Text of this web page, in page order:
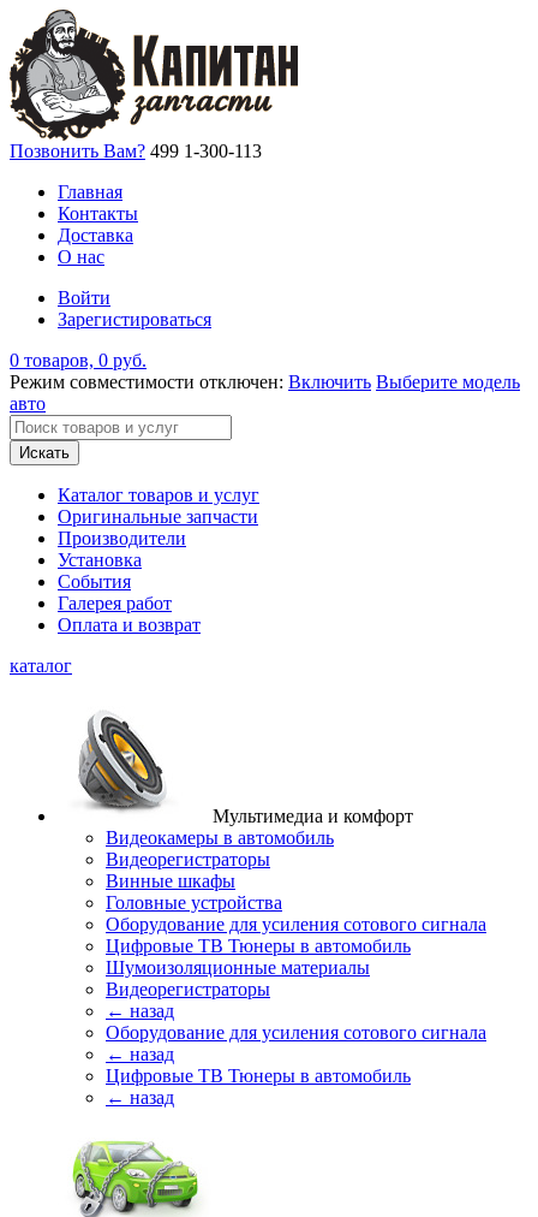
Позвонить Вам? 499 1-300-113
Главная
Контакты
Доставка
О нас
Войти
Зарегистироваться
0 товаров, 0 руб.
Режим совместимости отключен: Включить Выберите модель
авто
Искать
Каталог товаров и услуг
Оригинальные запчасти
Производители
Установка
События
Галерея работ
Оплата и возврат
каталог
Мультимедиа и комфорт
Видеокамеры в автомобиль
Видеорегистраторы
Винные шкафы
Головные устройства
Оборудование для усиления сотового сигнала
Цифровые ТВ Тюнеры в автомобиль
Шумоизоляционные материалы
Видеорегистраторы
← назад
Оборудование для усиления сотового сигнала
← назад
Цифровые ТВ Тюнеры в автомобиль
← назад